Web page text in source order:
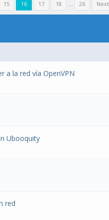
15 16 17 18 … 26
a la red vía OpenVPN
Ubooquity
red